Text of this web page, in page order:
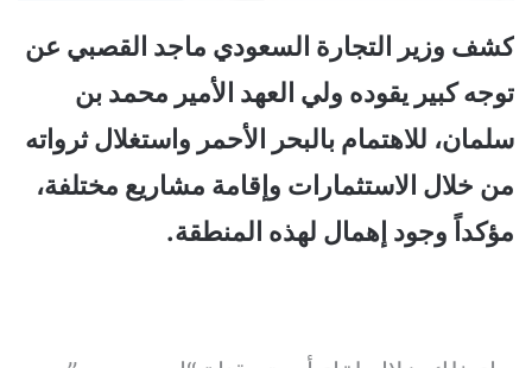
كشف وزير التجارة السعودي ماجد القصبي عن
توجه كبير يقوده ولي العهد الأمير محمد بن
سلمان، للاهتمام بالبحر الأحمر واستغلال ثرواته
من خلال الاستثمارات وإقامة مشاريع مختلفة،
مؤكداً وجود إهمال لهذه المنطقة.